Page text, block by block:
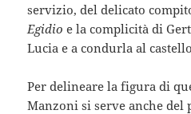
servizio, del delicato
Egidio e la complicità di
Lucia e a condurla al
Per delineare la figura di
Manzoni si serve anche del